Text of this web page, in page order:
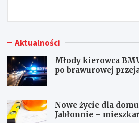
Aktualności
Młody kierowca
po brawurowej
Nowe życie dla
Jabłonnie –